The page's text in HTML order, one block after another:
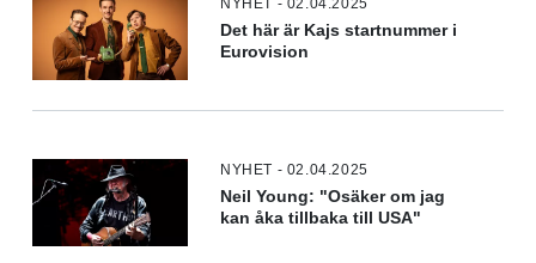
NYHET - 02.04.2025
Det här är Kajs startnummer i
Eurovision
NYHET - 02.04.2025
Neil Young: "Osäker om jag
kan åka tillbaka till USA"